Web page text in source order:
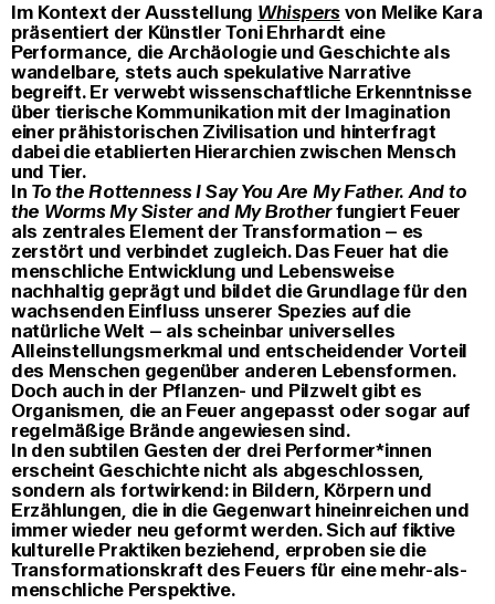
Im Kontext der Ausstellung Whispersvon Melike Kara
präsentiert der Künstler Toni Ehrhardt eine
Performance, die Archäologie und Geschichte als
wandelbare, stets auch spekulative Narrative
begreift. Er verwebt wissenschaftliche Erkenntnisse
über tierische Kommunikation mit der Imagination
einer prähistorischen Zivilisation und hinterfragt
dabei die etablierten Hierarchien zwischen Mensch
und Tier.
In To the Rottenness I Say You Are My Father. And to
the Worms My Sister and My Brotherfungiert Feuer
als zentrales Element der Transformation – es
zerstört und verbindet zugleich. Das Feuer hat die
menschliche Entwicklung und Lebensweise
nachhaltig geprägt und bildet die Grundlage für den
wachsenden Einfluss unserer Spezies auf die
natürliche Welt – als scheinbar universelles
Alleinstellungsmerkmal und entscheidender Vorteil
des Menschen gegenüber anderen Lebensformen.
Doch auch in der Pflanzen- und Pilzwelt gibt es
Organismen, die an Feuer angepasst oder sogar auf
regelmäßige Brände angewiesen sind.
In den subtilen Gesten der drei Performer*innen
erscheint Geschichte nicht als abgeschlossen,
sondern als fortwirkend: in Bildern, Körpern und
Erzählungen, die in die Gegenwart hineinreichen und
immer wieder neu geformt werden. Sich auf fiktive
kulturelle Praktiken beziehend, erproben sie die
Transformationskraft des Feuers für eine mehr-als-
menschliche Perspektive.